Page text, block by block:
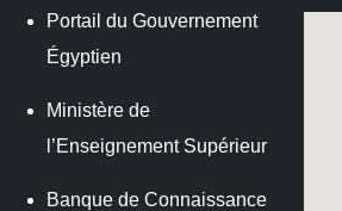
Portail du Gouvernement
Égyptien
Ministère de
l’Enseignement Supérieur
Banque de Connaissance